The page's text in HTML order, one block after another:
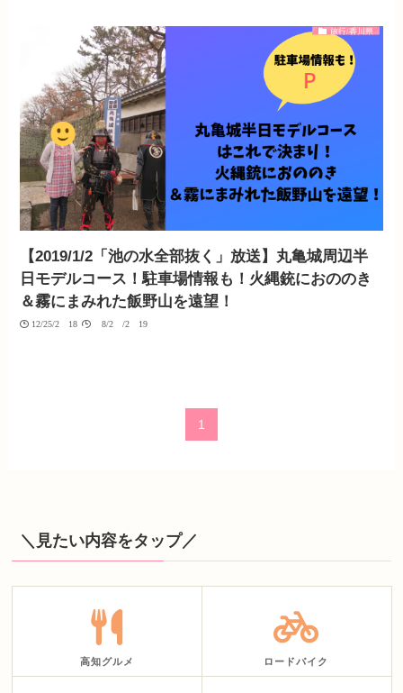
旅行/香川県
【2019/1/2「池の水全部抜く」放送】丸亀城周辺半
日モデルコース！駐車場情報も！火縄銃におののき
＆霧にまみれた飯野山を遠望！
12/25/2018 08/20/2019
1
＼見たい内容をタップ／
高知グルメ ロードバイク